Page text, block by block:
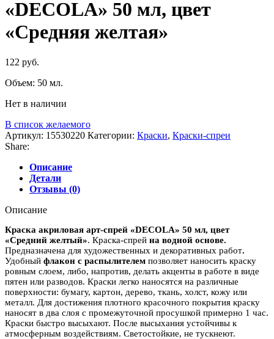
«DECOLA» 50 мл, цвет
«Средняя желтая»
122 руб.
Объем: 50 мл.
Нет в наличии
В список желаемого
Артикул: 15530220 Категории: Краски, Краски-спреи
Share:
Описание
Детали
Отзывы (0)
Описание
Краска акриловая арт-спрей «DECOLA» 50 мл, цвет
«Средний желтый». Краска-спрей на водной основе.
Предназначена для художественных и декоративных работ.
Удобный флакон c распылителем позволяет наносить краску
ровным слоем, либо, напротив, делать акценты в работе в виде
пятен или разводов. Краски легко наносятся на различные
поверхности: бумагу, картон, дерево, ткань, холст, кожу или
металл. Для достижения плотного красочного покрытия краску
наносят в два слоя с промежуточной просушкой примерно 1 час.
Краски быстро высыхают. После высыхания устойчивы к
атмосферным воздействиям. Светостойкие, не тускнеют.